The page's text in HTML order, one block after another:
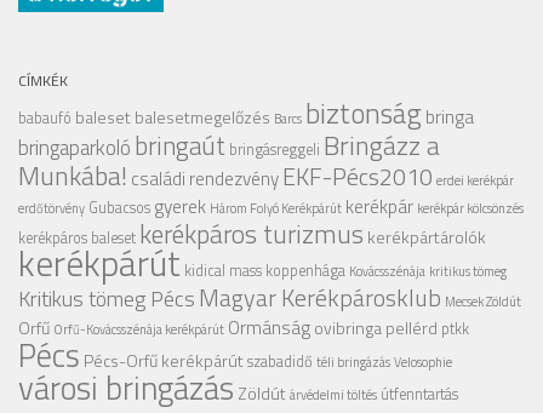
CÍMKÉK
babaufó balesetbalesetmegelőzés Barcs biztonságbringa
bringaparkolóbringaút bringásreggeli Bringázz a
Munkába! családi rendezvényEKF-Pécs2010 erdei kerékpár
erdőtörvény Gubacsos gyerek Három Folyó Kerékpárút kerékpár kerékpár kölcsönzés
kerékpáros baleset kerékpáros turizmus kerékpártárolók
kerékpárút kidical mass koppenhága Kovácsszénája kritikus tömeg
Kritikus tömeg PécsMagyar Kerékpárosklub Mecsek Zöldút
Orfű Orfű-Kovácsszénája kerékpárút Ormánságovibringapellérd ptkk
Pécs Pécs-Orfű kerékpárútszabadidő téli bringázásVelosophie
városi bringázás Zöldútárvédelmi töltés útfenntartás